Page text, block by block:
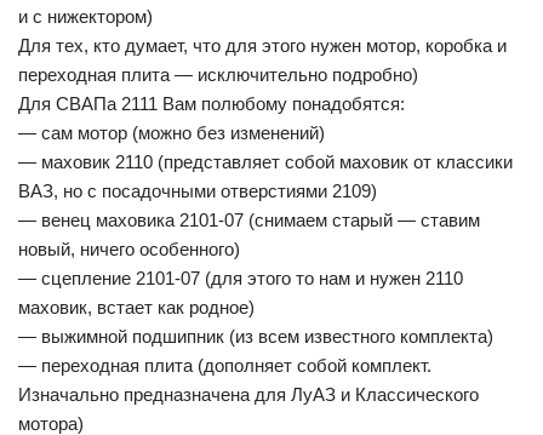
и с нижектором)
Для тех, кто думает, что для этого нужен мотор, коробка и
переходная плита — исключительно подробно)
Для СВАПа 2111 Вам полюбому понадобятся:
— сам мотор (можно без изменений)
— маховик 2110 (представляет собой маховик от классики
ВАЗ, но с посадочными отверстиями 2109)
— венец маховика 2101-07 (снимаем старый — ставим
новый, ничего особенного)
— сцепление 2101-07 (для этого то нам и нужен 2110
маховик, встает как родное)
— выжимной подшипник (из всем известного комплекта)
— переходная плита (дополняет собой комплект.
Изначально предназначена для ЛуАЗ и Классического
мотора)